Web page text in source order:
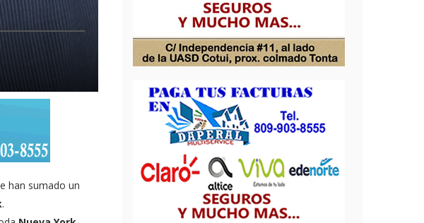
han sumado un
.